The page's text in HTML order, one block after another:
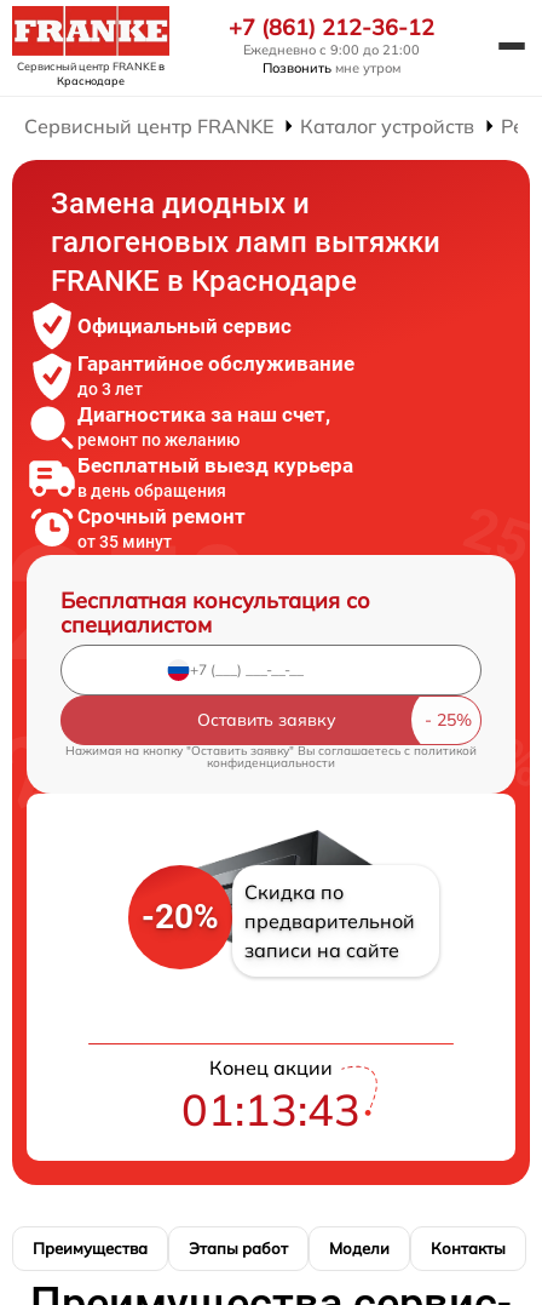
Сервисный центр FRANKEв
Краснодаре
+7 (861) 212-36-12
Ежедневно с 9:00 до 21:00
Позвонить мне утром
Сервисный центр FRANKE Каталог устройств
Замена диодных и
галогеновых ламп вытяжки
FRANKE в Краснодаре
Официальный сервис
Гарантийное обслуживание
до 3 лет
Диагностика за наш счет,
ремонт по желанию
Бесплатный выезд курьера
в день обращения
Срочный ремонт
от 35 минут
Бесплатная консультация со
специалистом
Оставить заявку
Нажимая на кнопку "Оставить заявку" Вы соглашаетесь cполитикой
конфиденциальности
-20%
Скидка по
предварительной
записи на сайте
Конец акции
01:13:43
Преимущества Этапы работ Модели Контакты